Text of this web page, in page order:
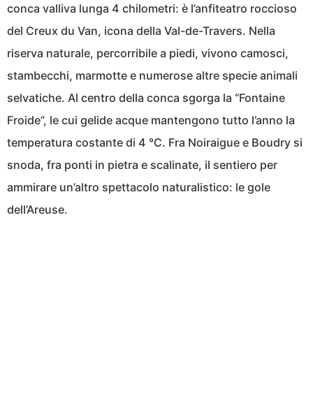
conca valliva lunga 4 chilometri: è l’anfiteatro roccioso
del Creux du Van, icona della Val-de-Travers. Nella
riserva naturale, percorribile a piedi, vivono camosci,
stambecchi, marmotte e numerose altre specie animali
selvatiche. Al centro della conca sgorga la “Fontaine
Froide”, le cui gelide acque mantengono tutto l’anno la
temperatura costante di 4 °C. Fra Noiraigue e Boudry si
snoda, fra ponti in pietra e scalinate, il sentiero per
ammirare un’altro spettacolo naturalistico: le gole
dell’Areuse.